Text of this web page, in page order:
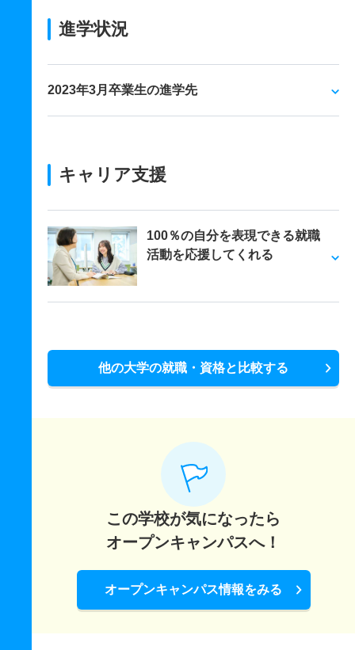
進学状況
2023年3月卒業生の進学先
キャリア支援
100％の自分を表現できる就職
活動を応援してくれる
他の大学の就職・資格と比較する
この学校が気になったら
オープンキャンパスへ！
オープンキャンパス情報をみる